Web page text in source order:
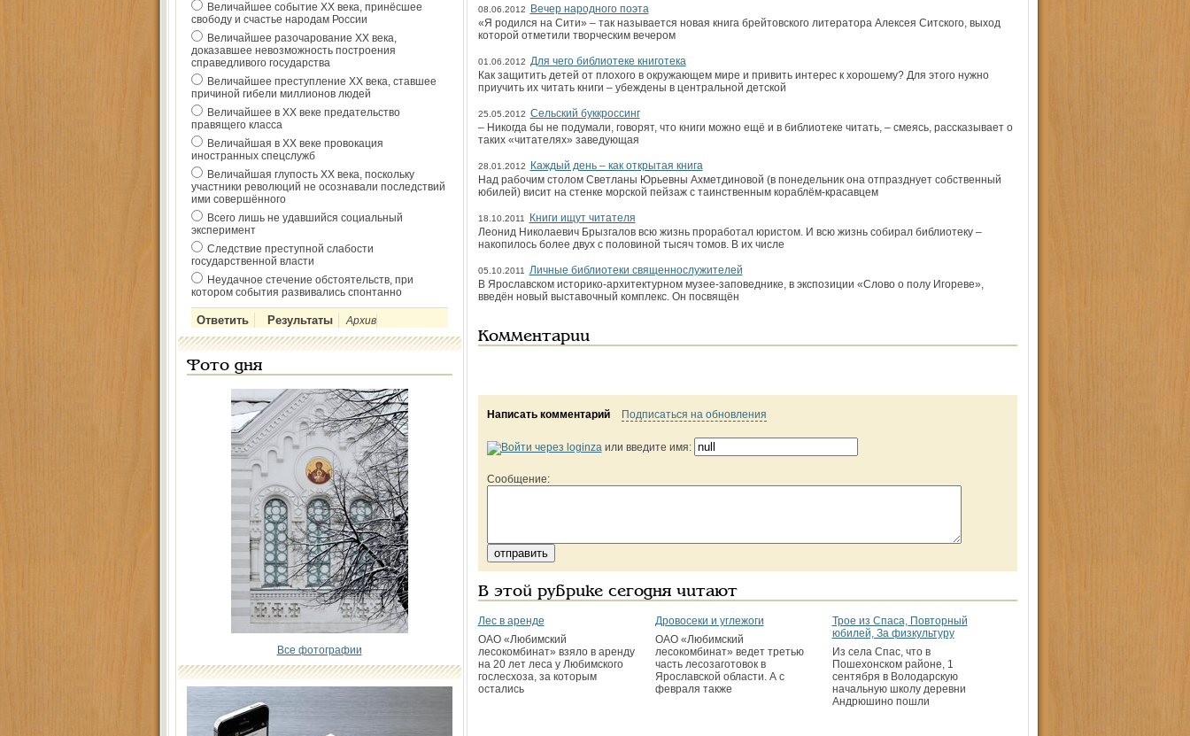
Величайшее событие ХХ века, принёсшее
свободу и счастье народам России
Величайшее разочарование ХХ века,
доказавшее невозможность построения
справедливого государства
Величайшее преступление ХХ века, ставшее
причиной гибели миллионов людей
Величайшее в ХХ веке предательство
правящего класса
Величайшая в ХХ веке провокация
иностранных спецслужб
Величайшая глупость ХХ века, поскольку
участники революций не осознавали последствий
ими совершённого
Всего лишь не удавшийся социальный
эксперимент
Следствие преступной слабости
государственной власти
Неудачное стечение обстоятельств, при
котором события развивались спонтанно
Архив
Фото дня
Все фотографии
08.06.2012
Вечер народного поэта
«Я родился на Сити» – так называется новая книга брейтовского литератора Алексея Ситского, выход
которой отметили творческим вечером
01.06.2012 Для чего библиотеке книготека
Как защитить детей от плохого в окружающем мире и привить интерес к хорошему? Для этого нужно
приучить их читать книги – убеждены в центральной детской
25.05.2012 Сельский буккроссинг
– Никогда бы не подумали, говорят, что книги можно ещё и в библиотеке читать, – смеясь, рассказывает о
таких «читателях» заведующая
28.01.2012
Каждый день – как открытая книга
Над рабочим столом Светланы Юрьевны Ахметдиновой (в понедельник она отпразднует собственный
юбилей) висит на стенке морской пейзаж с таинственным кораблём-красавцем
18.10.2011
Книги ищут читателя
Леонид Николаевич Брызгалов всю жизнь проработал юристом. И всю жизнь собирал библиотеку –
накопилось более двух с половиной тысяч томов. В их числе
05.10.2011
Личные библиотеки священнослужителей
В Ярославском историко-архитектурном музее-заповеднике, в экспозиции «Слово о полу Игореве»,
введён новый выставочный комплекс. Он посвящён
Комментарии
Написать комментарий Подписаться на обновления
или введите имя:
Сообщение:
В этой рубрике сегодня читают
Лес в аренде
ОАО «Любимский
лесокомбинат» взяло в аренду
на 20 лет леса у Любимского
гослесхоза, за которым
остались
Дровосеки и углежоги
ОАО «Любимский
лесокомбинат» ведет третью
часть лесозаготовок в
Ярославской области. А с
февраля также
Трое из Спаса, Повторный
юбилей, За физкультуру
Из села Спас, что в
Пошехонском районе, 1
сентября в Володарскую
начальную школу деревни
Андрюшино пошли